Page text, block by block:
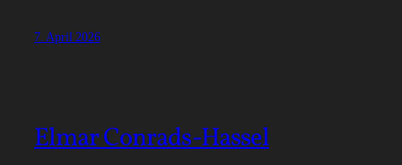
7. April 2026
Elmar Conrads-Hassel